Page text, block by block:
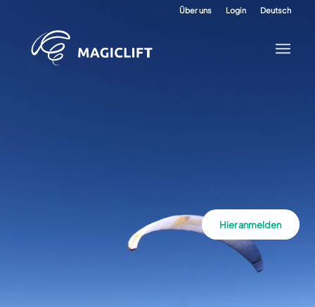
Über uns Login Deutsch
Hier anmelden